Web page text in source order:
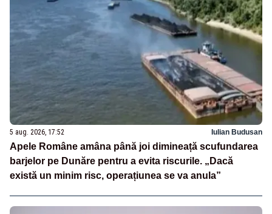
5 aug. 2026, 17:52 Iulian Budusan
Apele Române amâna până joi dimineață scufundarea
barjelor pe Dunăre pentru a evita riscurile. „Dacă
există un minim risc, operațiunea se va anula”